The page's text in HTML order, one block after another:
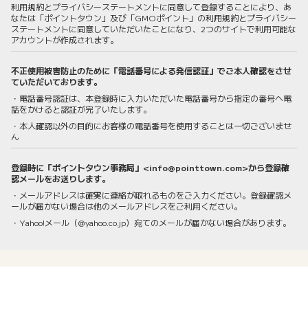
利用規約とプライバシーステートメントに同意して登録することにより、あ
なたは「ポイントタウン」及び「GMOポイント」の利用規約とプライバシー
ステートメントに同意していただいたことになり、2つのサイトで利用可能な
アカウントが作成されます。
不正使用被害防止のために「電話番号による発信認証」でご本人確認をさせ
ていただいております。
・電話番号認証は、本登録時に入力いただいた電話番号から指定の番号へ電
話をかけると認証が完了いたします。
・本人確認以外の目的にお客様の電話番号を使用することは一切ございませ
ん
登録時に「ポイントタウン事務局」<info@pointtown.com>から登録確
認メールをお送りします。
・メールアドレスは確実に連絡が取れるものをご入力ください。登録確認メ
ールが届かない場合は他のメールアドレスをご利用ください。
・Yahoo!メール（@yahoo.co.jp）宛てのメールが届かない場合があります。